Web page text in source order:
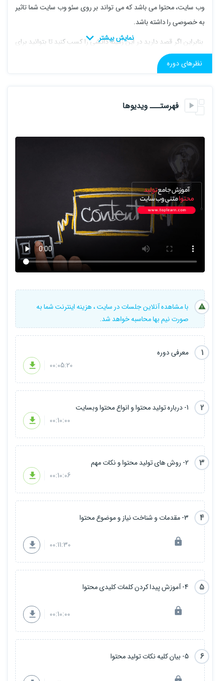
وب سایت، محتوا می باشد که می تواند بر روی سئو وب سایت شما تاثیر
به خصوصی را داشته باشد.
بنابراین اگر قصد دارید در این زمینه دانشی را کسب کنید تا بتوانید برای
پیشرفت وب سایت خود استفاده کنید. کافی است در این دوره آموزشی
همراه ما باشید.
نظرهای دوره
فهرستـــ ویدیوها
با مشاهده آنلاین جلسات در سایت ، هزینه اینترنت شما به
صورت نیم بها محاسبه خواهد شد.
1
معرفی دوره
00:05:20
2
1- درباره تولید محتوا و انواع محتوا وبسایت
00:10:00
3
2- روش های تولید محتوا و نکات مهم
00:10:06
4 3- مقدمات و شناخت نیاز و موضوع محتوا
00:11:30
5 4- آموزش پیدا کردن کلمات کلیدی محتوا
00:10:00
6 5- بیان کلیه نکات تولید محتوا